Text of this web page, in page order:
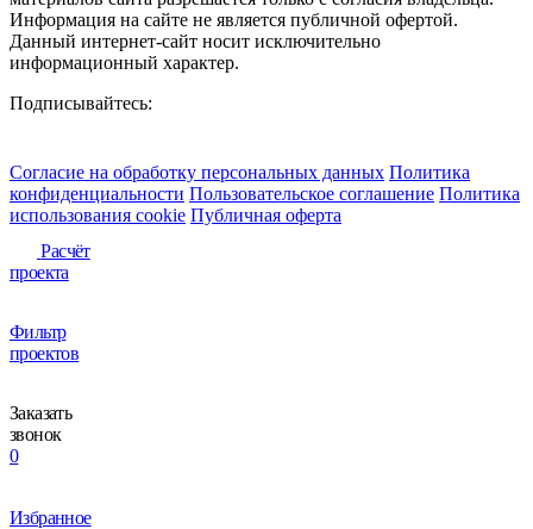
Информация на сайте не является публичной офертой.
Данный интернет-сайт носит исключительно
информационный характер.
Подписывайтесь:
Согласие на обработку персональных данных Политика
конфиденциальности Пользовательское соглашение Политика
использования сookie Публичная оферта
Расчёт
проекта
Фильтр
проектов
Заказать
звонок
0
Избранное